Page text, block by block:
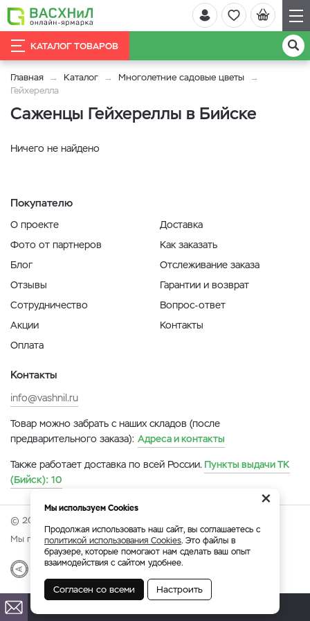
КАТАЛОГ ТОВАРОВ
Главная Каталог
Многолетние садовые цветы
Гейхерелла
Саженцы Гейхереллы в Бийске
Ничего не найдено
Покупателю
О проекте
Фото от партнеров
Блог
Отзывы
Сотрудничество
Акции
Оплата
Доставка
Как заказать
Отслеживание заказа
Гарантии и возврат
Вопрос-ответ
Контакты
Контакты
info@vashnil.ru
Товар можно забрать с наших складов (после
предварительного заказа): Адреса и контакты
Также работает доставка по всей России. Пункты выдачи ТК
(Бийск): 10
© 2026 Онлайн-ярмарка ВАСХНиЛ.
Мы принимаем:
Разработка|Веб-аналитика
×
Мы используем Cookies
Продолжая использовать наш сайт, вы соглашаетесь с
политикой использования Cookies. Это файлы в
браузере, которые помогают нам сделать ваш опыт
взаимодействия с сайтом удобнее.
Согласен со всеми Настроить